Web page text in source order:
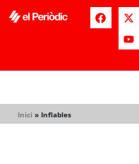
Inici » Inflables